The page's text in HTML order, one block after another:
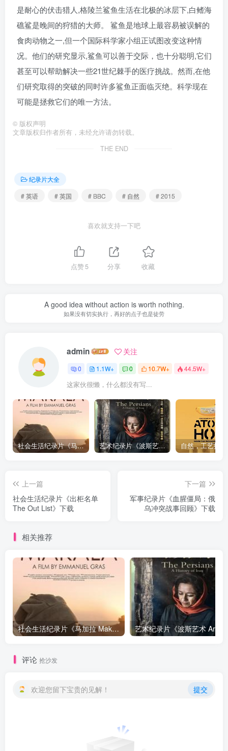
是耐心的伏击猎人,格陵兰鲨鱼生活在北极的冰层下,白鳍海
礁鲨是晚间的狩猎的大师。 鲨鱼是地球上最容易被误解的
食肉动物之一,但一个国际科学家小组正试图改变这种情
况。他们的研究显示,鲨鱼可以善于交际，也十分聪明,它们
甚至可以帮助解决一些21世纪棘手的医疗挑战。然而,在他
们研究取得的突破的同时许多鲨鱼正面临灭绝。科学现在
可能是拯救它们的唯一方法。
© 版权声明
文章版权归作者所有，未经允许请勿转载。
THE END
纪录片大全
# 英语
# 英国 # BBC # 自然 # 2015
喜欢就支持一下吧
点赞5 分享 收藏
A good idea without action is worth nothing.
如果没有切实执行，再好的点子也是徒劳
admin 关注
0 1.1W+ 0 10.7W+ 44.5W+
这家伙很懒，什么都没有写...
社会生活纪录片《马加拉 Makala》下载 艺术纪录片《波斯艺术 Art of Persia》下载
上一篇
社会生活纪录片《出柜名单
The Out List》下载
下一篇
军事纪录片《血腥僵局：俄
乌冲突战事回顾》下载
相关推荐
社会生活纪录片《马加拉 Makala》下载
评论 抢沙发
欢迎您留下宝贵的见解！ 提交